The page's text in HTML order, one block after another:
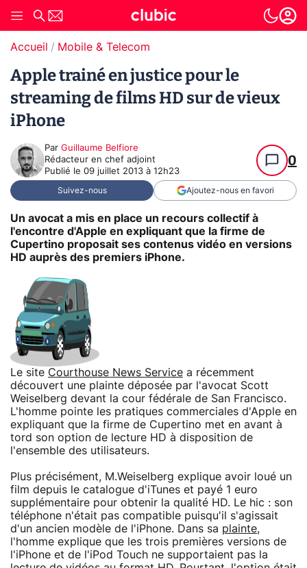
Accueil Mobile & Telecom
Apple trainé en justice pour le
streaming de films HD sur de vieux
iPhone
Par Guillaume Belfiore
Rédacteur en chef adjoint
Publié le 09 juillet 2013 à 12h23
0
Suivez-nous Ajoutez-nous en favori
Un avocat a mis en place un recours collectif à
l'encontre d'Apple en expliquant que la firme de
Cupertino proposait ses contenus vidéo en versions
HD auprès des premiers iPhone.
Le site Courthouse News Service a récemment
découvert une plainte déposée par l'avocat Scott
Weiselberg devant la cour fédérale de San Francisco.
L'homme pointe les pratiques commerciales d'Apple en
expliquant que la firme de Cupertino met en avant à
tord son option de lecture HD à disposition de
l'ensemble des utilisateurs.
Plus précisément, M.Weiselberg explique avoir loué un
film depuis le catalogue d'iTunes et payé 1 euro
supplémentaire pour obtenir la qualité HD. Le hic : son
téléphone n'était pas compatible puisqu'il s'agissait
d'un ancien modèle de l'iPhone. Dans sa plainte,
l'homme explique que les trois premières versions de
l'iPhone et de l'iPod Touch ne supportaient pas la